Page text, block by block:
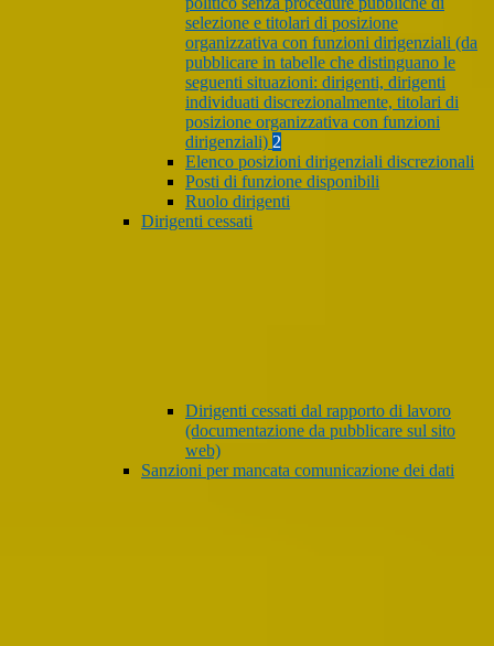
selezione e titolari di posizione
organizzativa con funzioni dirigenziali (da
pubblicare in tabelle che distinguano le
seguenti situazioni: dirigenti, dirigenti
individuati discrezionalmente, titolari di
posizione organizzativa con funzioni
dirigenziali) 2
Elenco posizioni dirigenziali discrezionali
Posti di funzione disponibili
Ruolo dirigenti
Dirigenti cessati
Dirigenti cessati dal rapporto di lavoro
(documentazione da pubblicare sul sito
web)
Sanzioni per mancata comunicazione dei dati